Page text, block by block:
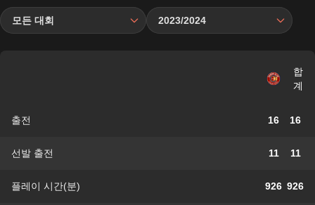
모든 대회 2023/2024
합
계
출전 16 16
선발 출전 11 11
플레이 시간(분) 926 926